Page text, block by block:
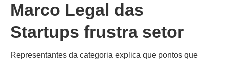
Marco Legal das
Startups frustra setor
Representantes da categoria explica que pontos que